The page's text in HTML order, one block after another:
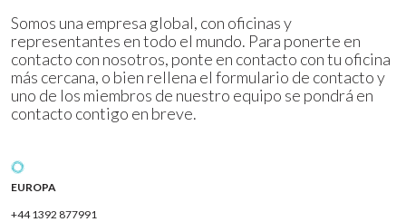
Somos una empresa global, con oficinas y
representantes en todo el mundo. Para ponerte en
contacto con nosotros, ponte en contacto con tu oficina
más cercana, o bien rellena el formulario de contacto y
uno de los miembros de nuestro equipo se pondrá en
contacto contigo en breve.
EUROPA
+44 1392 877991